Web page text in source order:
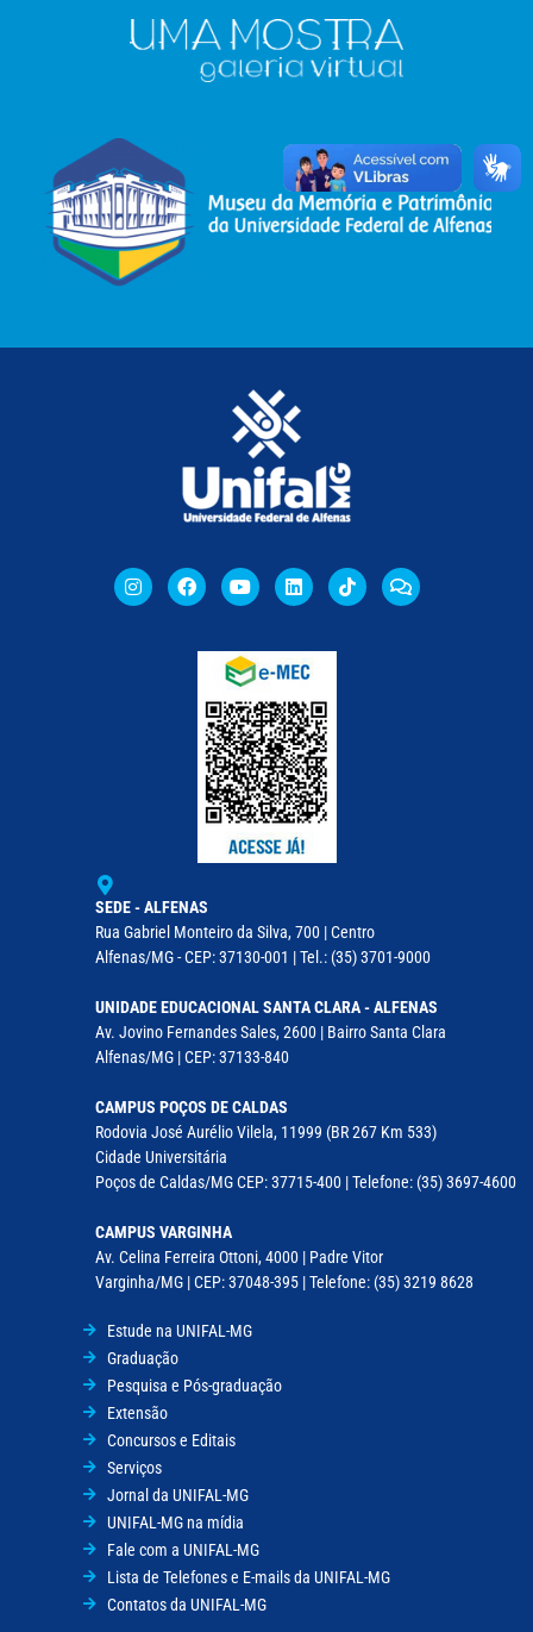
SEDE - ALFENAS
Rua Gabriel Monteiro da Silva, 700 | Centro
Alfenas/MG - CEP: 37130-001 | Tel.: (35) 3701-9000
UNIDADE EDUCACIONAL SANTA CLARA - ALFENAS
Av. Jovino Fernandes Sales, 2600 | Bairro Santa Clara
Alfenas/MG | CEP: 37133-840
CAMPUS POÇOS DE CALDAS
Rodovia José Aurélio Vilela, 11999 (BR 267 Km 533)
Cidade Universitária
Poços de Caldas/MG CEP: 37715-400 | Telefone: (35) 3697-4600
CAMPUS VARGINHA
Av. Celina Ferreira Ottoni, 4000 | Padre Vitor
Varginha/MG | CEP: 37048-395 | Telefone: (35) 3219 8628
Estude na UNIFAL-MG
Graduação
Pesquisa e Pós-graduação
Extensão
Concursos e Editais
Serviços
Jornal da UNIFAL-MG
UNIFAL-MG na mídia
Fale com a UNIFAL-MG
Lista de Telefones e E-mails da UNIFAL-MG
Contatos da UNIFAL-MG